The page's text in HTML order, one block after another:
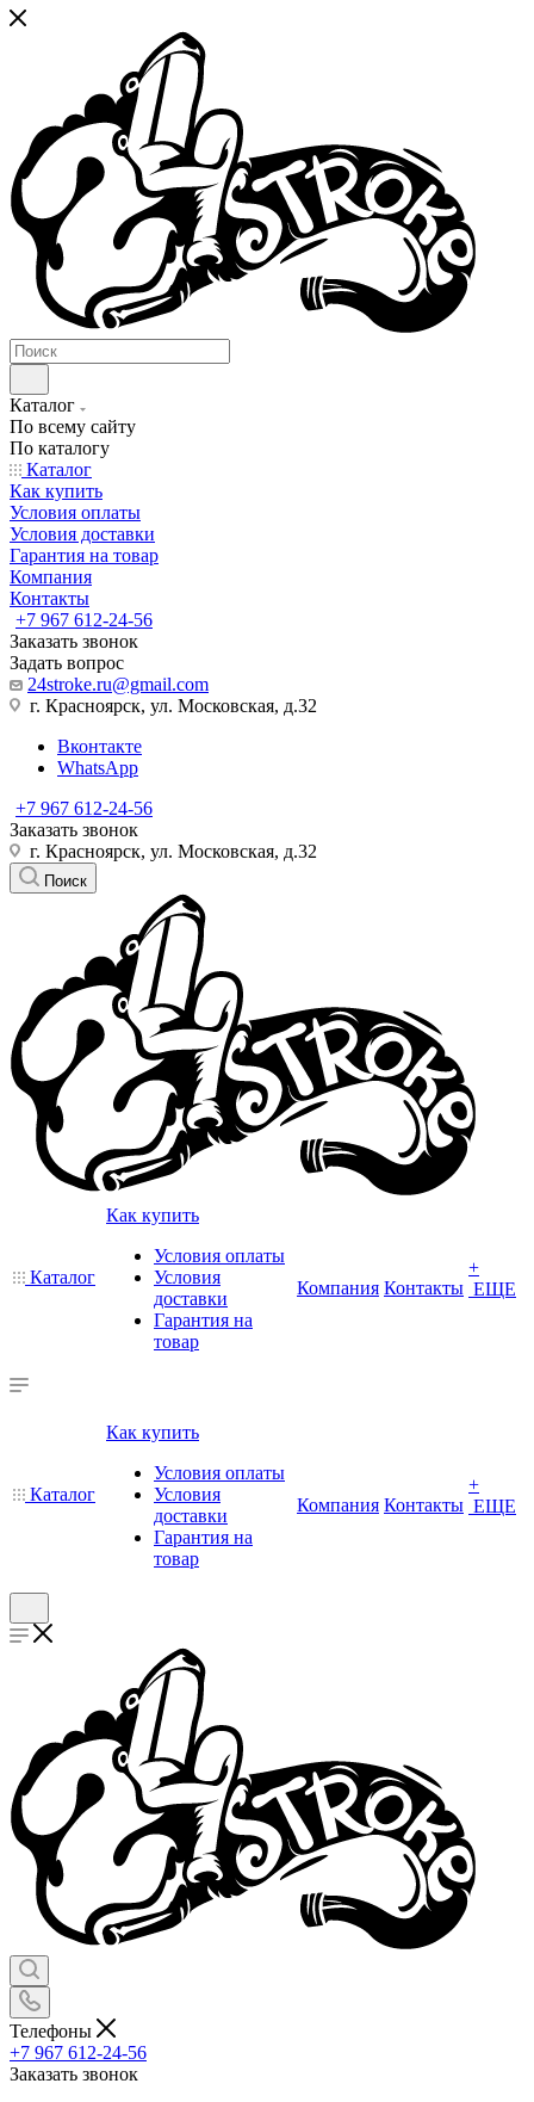
Каталог
По всему сайту
По каталогу
Каталог
Как купить
Условия оплаты
Условия доставки
Гарантия на товар
Компания
Контакты
+7 967 612-24-56
Заказать звонок
Задать вопрос
24stroke.ru@gmail.com
г. Красноярск, ул. Московская, д.32
Вконтакте
WhatsApp
+7 967 612-24-56
Заказать звонок
г. Красноярск, ул. Московская, д.32
Поиск
Каталог
Как купить
Условия оплаты
Условия
доставки
Гарантия на
товар
Компания Контакты
+
ЕЩЕ
Каталог
Как купить
Условия оплаты
Условия
доставки
Гарантия на
товар
Компания Контакты
+
ЕЩЕ
Телефоны
+7 967 612-24-56
Заказать звонок